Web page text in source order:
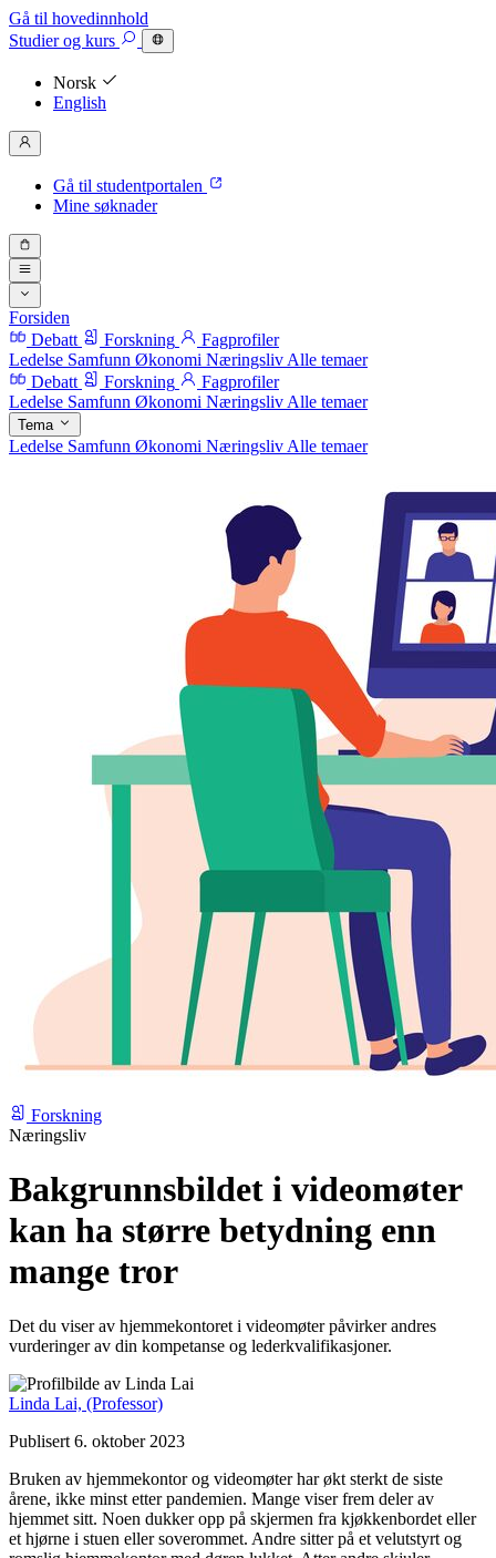
Gå til hovedinnhold
Studierog kurs
Norsk
English
Gå til studentportalen
Mine søknader
Forsiden
Debatt
Forskning
Fagprofiler
Ledelse Samfunn Økonomi Næringsliv Alle temaer
Debatt
Forskning
Fagprofiler
Ledelse Samfunn Økonomi Næringsliv Alle temaer
Tema
Ledelse Samfunn Økonomi Næringsliv Alle temaer
Forskning
Næringsliv
Bakgrunnsbildet i videomøter
kan ha større betydning enn
mange tror
Det du viser av hjemmekontoret i videomøter påvirker andres
vurderinger av din kompetanse og lederkvalifikasjoner.
Linda Lai, (Professor)
Publisert 6. oktober 2023
Bruken av hjemmekontor og videomøter har økt sterkt de siste
årene, ikke minst etter pandemien. Mange viser frem deler av
hjemmet sitt. Noen dukker opp på skjermen fra kjøkkenbordet eller
et hjørne i stuen eller soverommet. Andre sitter på et velutstyrt og